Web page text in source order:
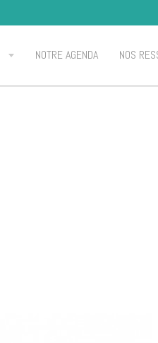
NOTRE AGENDA NOS